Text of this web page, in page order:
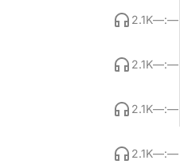
2.1K—:—
2.1K—:—
2.1K—:—
2.1K—:—